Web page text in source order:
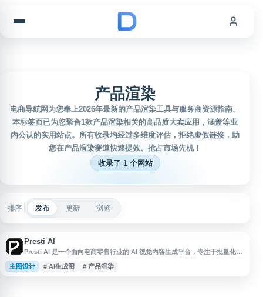
产品渲染
电商导航网为您奉上2026年最新的产品渲染工具与服务商资源指南。
本标签页已为您聚合1款产品渲染相关的高品质大卖应用，涵盖等业
内公认的实用站点。所有收录均经过多维度评估，拒绝虚假链接，助
您在产品渲染赛道快速提效、抢占市场先机！
收录了 1 个网站
排序 发布 更新 浏览
Presti AI
Presti AI 是一个面向电商零售行业的 AI 视觉内容生成平台，专注于批量化、
自动化生成商品目录所需的各类视觉素材。该平台能够在数小时内为企业完成
大规模产品图片的制作，显著提升内容生产效率。 Presti AI 主要服务对象包
主图设计 # AI生成图 # 产品渲染